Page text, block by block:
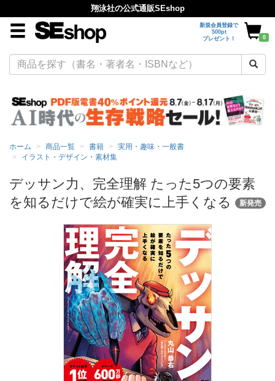
翔泳社の公式通販SEshop
新規会員登録で
500pt
プレゼント！
0
ホーム 商品一覧 書籍
実用・趣味・一般書
イラスト・デザイン・素材集
デッサン力、完全理解 たった5つの要素
を知るだけで絵が確実に上手くなる
新発売